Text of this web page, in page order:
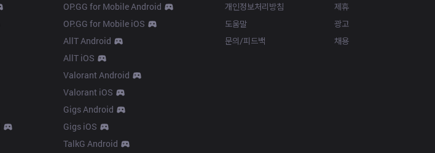
OP.GG for Mobile Android
OP.GG for Mobile iOS
AllT Android
AllT iOS
Valorant Android
Valorant iOS
Gigs Android
Gigs iOS
TalkG Android
개인정보처리방침
도움말
문의/피드백
제휴
광고
채용